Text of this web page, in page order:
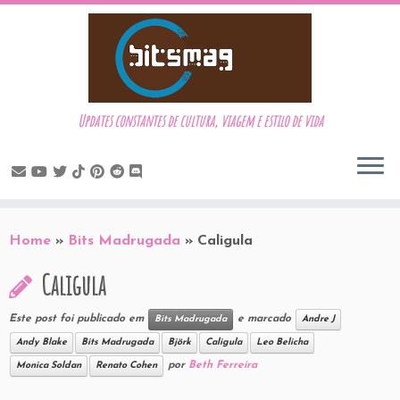
to
Updates constantes de cultura, viagem e estilo de vida
Home » Bits Madrugada » Caligula
Caligula
Este post foi publicado em Bits Madrugada e marcado Andre J
Andy Blake Bits Madrugada Björk Caligula Leo Belicha
Monica Soldan Renato Cohen por Beth Ferreira